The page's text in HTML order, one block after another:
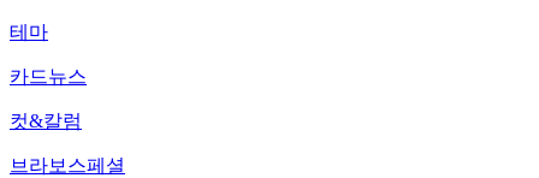
테마
카드뉴스
컷&칼럼
브라보스페셜